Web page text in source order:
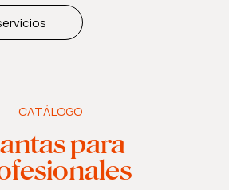
CATÁLOGO
para